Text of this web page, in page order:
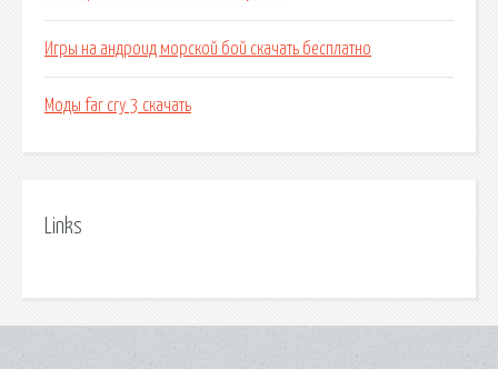
Игры на андроид морской бой скачать бесплатно
Моды far cry 3 скачать
Links